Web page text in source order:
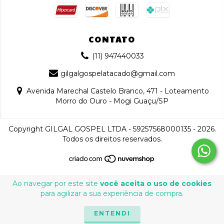
Ao navegar por este site você aceita o uso de cookies
para agilizar a sua experiência de compra.
ENTENDI
CONTATO
(11) 947440033
gilgalgospelatacado@gmail.com
Avenida Marechal Castelo Branco, 471 - Loteamento
Morro do Ouro - Mogi Guaçu/SP
Copyright GILGAL GOSPEL LTDA - 59257568000135 - 2026.
Todos os direitos reservados.